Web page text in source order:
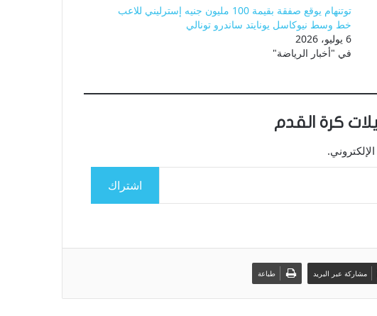
توتنهام يوقع صفقة بقيمة 100 مليون جنيه إسترليني للاعب
خط وسط نيوكاسل يونايتد ساندرو تونالي
6 يوليو، 2026
في "أخبار الرياضة"
كرة القدم
اشتراك
مشاركة عبر البريد طباعة